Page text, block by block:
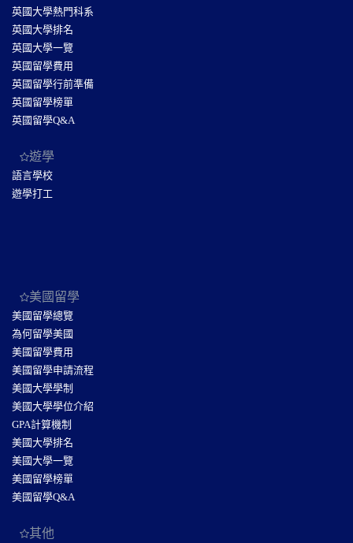
英國大學熱門科系
英國大學排名
英國大學一覽
英國留學費用
英國留學行前準備
英國留學榜單
英國留學Q&A
遊學
語言學校
遊學打工
美國留學
美國留學總覽
為何留學美國
美國留學費用
美國留學申請流程
美國大學學制
美國大學學位介紹
GPA計算機制
美國大學排名
美國大學一覽
美國留學榜單
美國留學Q&A
其他